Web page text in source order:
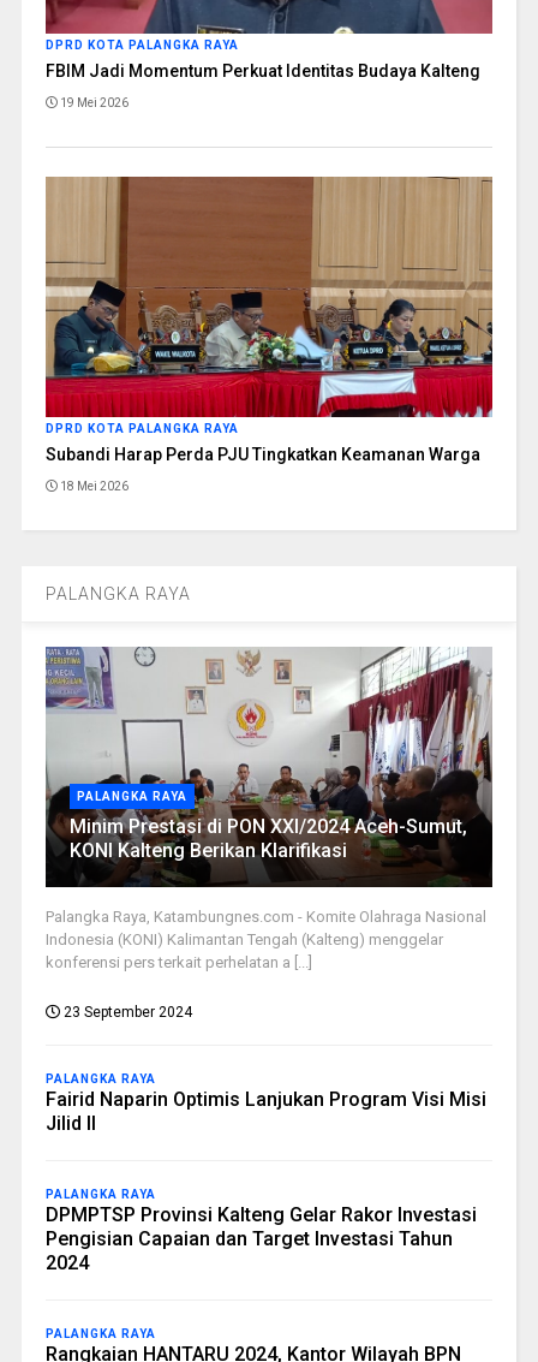
DPRD KOTA PALANGKA RAYA
FBIM Jadi Momentum Perkuat Identitas Budaya Kalteng
19 Mei 2026
DPRD KOTA PALANGKA RAYA
Subandi Harap Perda PJU Tingkatkan Keamanan Warga
18 Mei 2026
PALANGKA RAYA
PALANGKA RAYA
Minim Prestasi di PON XXI/2024 Aceh-Sumut,
KONI Kalteng Berikan Klarifikasi
Palangka Raya, Katambungnes.com - Komite Olahraga Nasional
Indonesia (KONI) Kalimantan Tengah (Kalteng) menggelar
konferensi pers terkait perhelatan a [...]
23 September 2024
PALANGKA RAYA
Fairid Naparin Optimis Lanjukan Program Visi Misi
Jilid II
PALANGKA RAYA
DPMPTSP Provinsi Kalteng Gelar Rakor Investasi
Pengisian Capaian dan Target Investasi Tahun
2024
PALANGKA RAYA
Rangkaian HANTARU 2024, Kantor Wilayah BPN